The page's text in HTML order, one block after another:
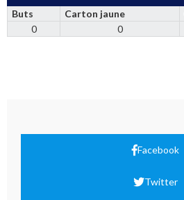
Buts Carton jaune
0
0
Facebook
Twitter